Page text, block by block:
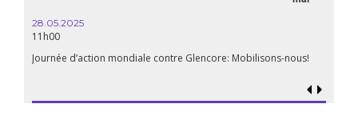
28.05.2025
11h00
Journée d’action mondiale contre Glencore: Mobilisons-nous!